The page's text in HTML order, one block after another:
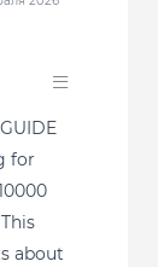
for
about